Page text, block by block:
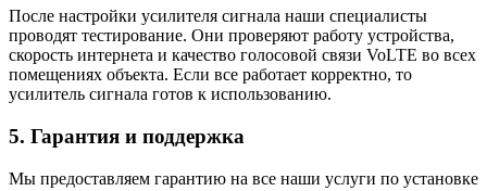
После настройки усилителя сигнала наши специалисты
проводят тестирование. Они проверяют работу устройства,
скорость интернета и качество голосовой связи VoLTE во всех
помещениях объекта. Если все работает корректно, то
усилитель сигнала готов к использованию.
5. Гарантия и поддержка
Мы предоставляем гарантию на все наши услуги по установке